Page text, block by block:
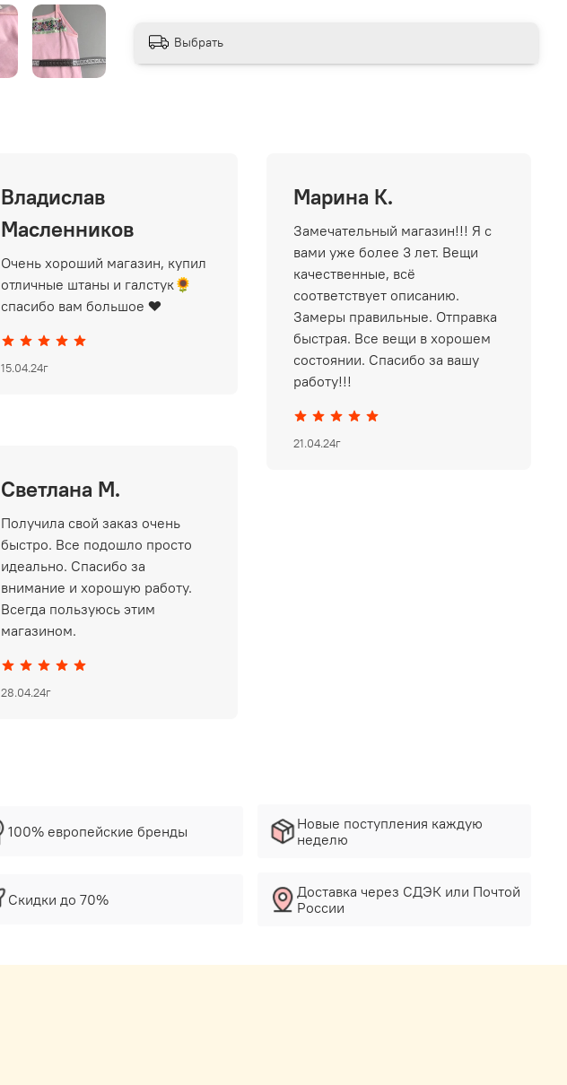
Выбрать
Владислав
Масленников
Очень хороший магазин, купил
отличные штаны и галстук🌻
спасибо вам большое ❤️
15.04.24г
Марина К.
Замечательный магазин!!! Я с
вами уже более 3 лет. Вещи
качественные, всё
соответствует описанию.
Замеры правильные. Отправка
быстрая. Все вещи в хорошем
состоянии. Спасибо за вашу
работу!!!
21.04.24г
Светлана М.
Получила свой заказ очень
быстро. Все подошло просто
идеально. Спасибо за
внимание и хорошую работу.
Всегда пользуюсь этим
магазином.
28.04.24г
100% европейские бренды
Скидки до 70%
Новые поступления каждую
неделю
Доставка через СДЭК или Почтой
России